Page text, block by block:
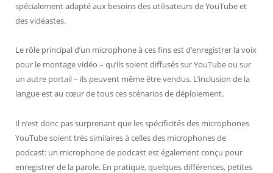
spécialement adapté aux besoins des utilisateurs de YouTube et
des vidéastes.
Le rôle principal d’un microphone à ces fins est d’enregistrer la voix
pour le montage vidéo – qu’ils soient diffusés sur YouTube ou sur
un autre portail – ils peuvent même être vendus. L’inclusion de la
langue est au cœur de tous ces scénarios de déploiement.
Il n’est donc pas surprenant que les spécificités des microphones
YouTube soient très similaires à celles des microphones de
podcast: un microphone de podcast est également conçu pour
enregistrer de la parole. En pratique, quelques différences, petites